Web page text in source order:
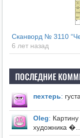
Сканворд № 3110
6 лет назад
ПОСЛЕДНИЕ
пехтерь:
Оleg:
художника